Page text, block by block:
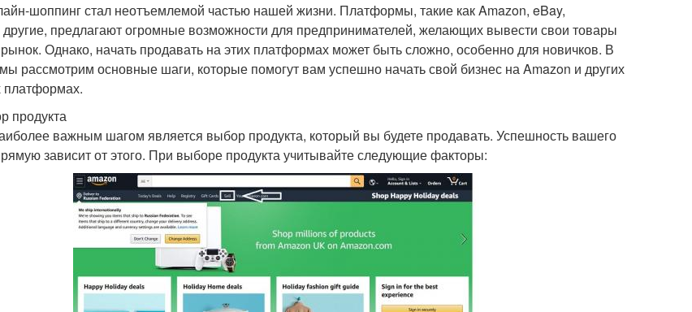
шоппинг стал неотъемлемой частью нашей жизни. Платформы, такие как Amazon, eBay,
предлагают огромные возможности для предпринимателей, желающих вывести свои товары
Однако, начать продавать на этих платформах может быть сложно, особенно для новичков. В
мы рассмотрим основные шаги, которые помогут вам успешно начать свой бизнес на Amazon и других
платформах.
продукта
важным шагом является выбор продукта, который вы будете продавать. Успешность вашего
зависит от этого. При выборе продукта учитывайте следующие факторы: